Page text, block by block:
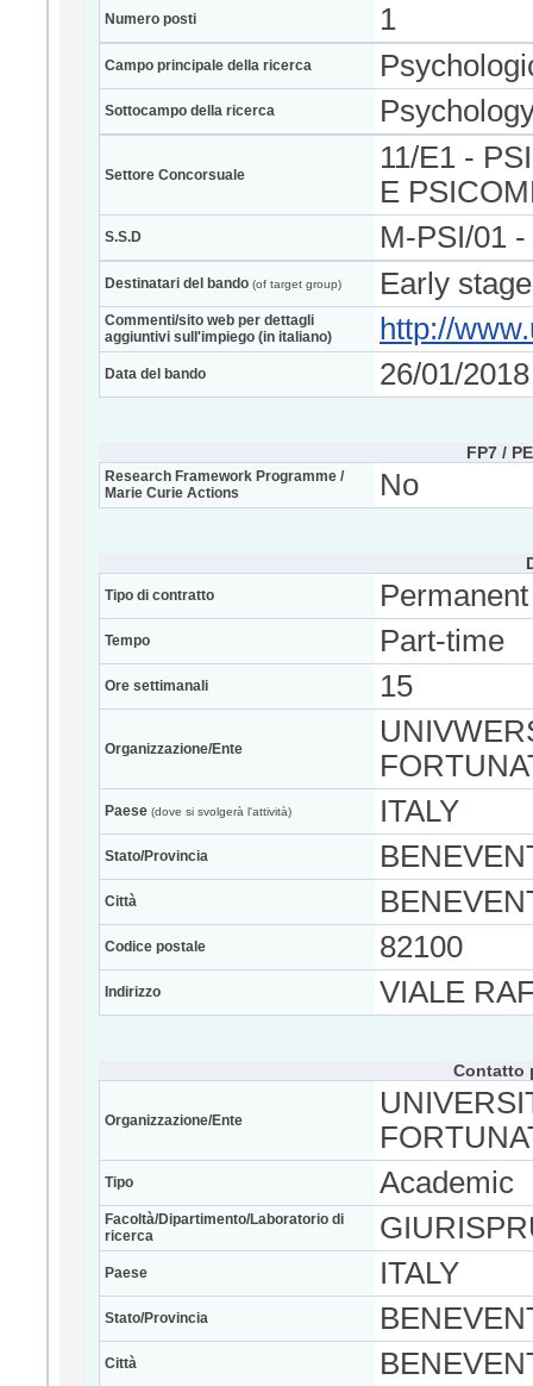
Numero posti 1
Campo principale della ricerca
Sottocampo della ricerca
Settore Concorsuale
11/E1 -
E
S.S.D M-PSI/01
Destinatari del bando (of target group) Early
Commenti/sito web per dettagli
aggiuntivi sull'impiego (in italiano)
http://
Data del bando 26/01/2018
FP7 /
Research Framework Programme /
Marie Curie Actions
No
Tipo di contratto Permanent
Tempo Part-time
Ore settimanali 15
Organizzazione/Ente
Paese (dove si svolgerà l'attività) ITALY
Stato/Provincia
Città
Codice postale 82100
Indirizzo VIALE
Contatto
Organizzazione/Ente
Tipo Academic
Facoltà/Dipartimento/Laboratorio di
ricerca
Paese ITALY
Stato/Provincia
Città